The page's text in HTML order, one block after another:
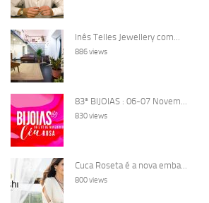
Inês Telles Jewellery com...
886 views
83ª BIJOIAS : 06-07 Novem...
830 views
Cuca Roseta é a nova emba...
800 views